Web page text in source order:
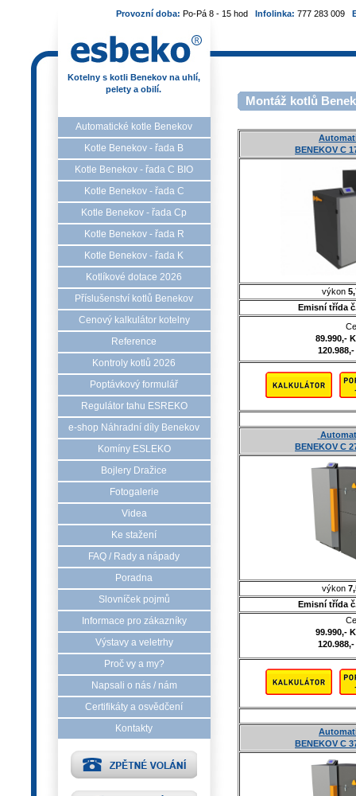
Provozní doba: Po-Pá 8 - 15 hod Infolinka: 777 283 009
Kotelny s kotli Benekov na uhlí,
pelety a obilí.
Automatické kotle Benekov
Kotle Benekov - řada B
Kotle Benekov - řada C BIO
Kotle Benekov - řada C
Kotle Benekov - řada Cp
Kotle Benekov - řada R
Kotle Benekov - řada K
Kotlíkové dotace 2026
Příslušenství kotlů Benekov
Cenový kalkulátor kotelny
Reference
Kontroly kotlů 2026
Poptávkový formulář
Regulátor tahu ESREKO
e-shop Náhradní díly Benekov
Komíny ESLEKO
Bojlery Dražice
Fotogalerie
Videa
Ke stažení
FAQ / Rady a nápady
Poradna
Slovníček pojmů
Informace pro zákazníky
Výstavy a veletrhy
Proč vy a my?
Napsali o nás / nám
Certifikáty a osvědčení
Kontakty
Montáž kotlů
BENEKOV C
výkon
Emisní třída
89.990,-
BENEKOV C
výkon
Emisní třída
99.990,-
BENEKOV C